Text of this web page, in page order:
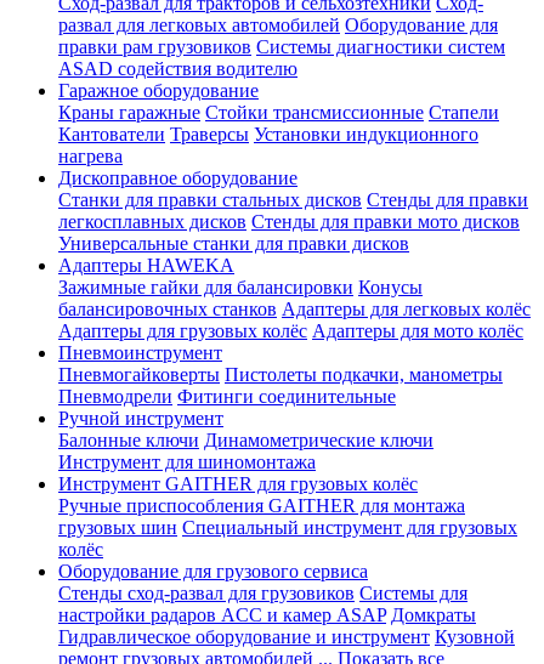
развал для легковых автомобилей Оборудование для
правки рам грузовиков Системы диагностики систем
ASAD содействия водителю
Гаражное оборудование
Краны гаражные Стойки трансмиссионные Стапели
Кантователи Траверсы Установки индукционного
нагрева
Дископравное оборудование
Станки для правки стальных дисков Стенды для правки
легкосплавных дисков Стенды для правки мото дисков
Универсальные станки для правки дисков
Адаптеры HAWEKA
Зажимные гайки для балансировки Конусы
балансировочных станков Адаптеры для легковых колёс
Адаптеры для грузовых колёс Адаптеры для мото колёс
Пневмоинструмент
Пневмогайковерты Пистолеты подкачки, манометры
Пневмодрели Фитинги соединительные
Ручной инструмент
Балонные ключи Динамометрические ключи
Инструмент для шиномонтажа
Инструмент GAITHER для грузовых колёс
Ручные приспособления GAITHER для монтажа
грузовых шин Специальный инструмент для грузовых
колёс
Оборудование для грузового сервиса
Стенды сход-развал для грузовиков Системы для
настройки радаров ACC и камер ASAP Домкраты
Гидравлическое оборудование и инструмент Кузовной
ремонт грузовых автомобилей ... Показать все